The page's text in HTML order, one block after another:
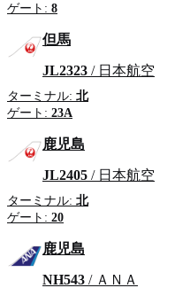
ゲート: 8
但馬
JL2323 / 日本航空
ターミナル: 北
ゲート: 23A
鹿児島
JL2405 / 日本航空
ターミナル: 北
ゲート: 20
鹿児島
NH543 / ＡＮＡ